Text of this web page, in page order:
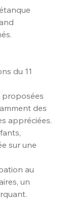
du 11
proposées
des
appréciées.
sur une
au
un